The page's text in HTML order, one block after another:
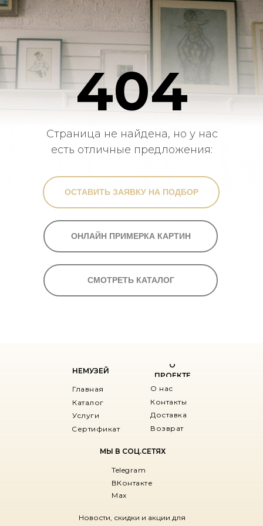
404
Страница не найдена, но у нас
есть отличные предложения:
СМОТРЕТЬ КАТАЛОГ
ОНЛАЙН ПРИМЕРКА КАРТИН
ОСТАВИТЬ ЗАЯВКУ НА ПОДБОР
Новости, скидки и акции для
Главная
Услуги Доставка
О нас
Контакты
Каталог
Возврат
НЕМУЗЕЙ
О
ПРОЕКТЕ
Сертификат
МЫ В СОЦ.СЕТЯХ
Telegram
ВКонтакте
Max